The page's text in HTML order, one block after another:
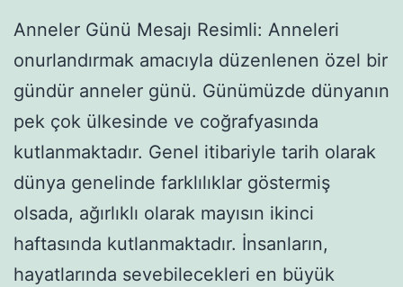
Anneler Günü Mesajı Resimli: Anneleri
onurlandırmak amacıyla düzenlenen özel bir
gündür anneler günü. Günümüzde dünyanın
pek çok ülkesinde ve coğrafyasında
kutlanmaktadır. Genel itibariyle tarih olarak
dünya genelinde farklılıklar göstermiş
olsada, ağırlıklı olarak mayısın ikinci
haftasında kutlanmaktadır. İnsanların,
hayatlarında sevebilecekleri en büyük